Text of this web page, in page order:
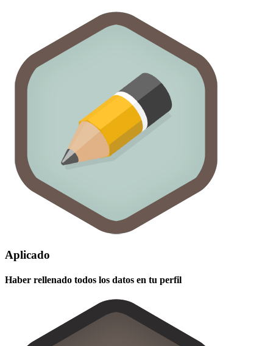
Aplicado
Haber rellenado todos los datos en tu perfil